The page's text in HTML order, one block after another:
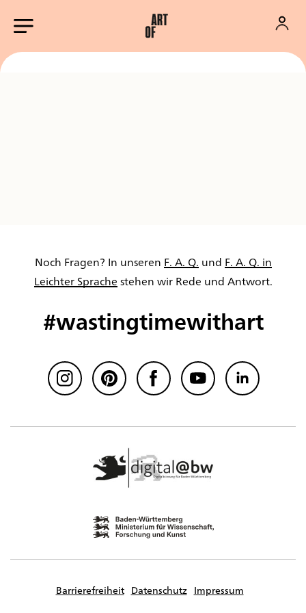
Noch Fragen? In unseren F. A. Q. und F. A. Q. in
Leichter Sprache stehen wir Rede und Antwort.
#wastingtimewithart
Barrierefreiheit Datenschutz Impressum